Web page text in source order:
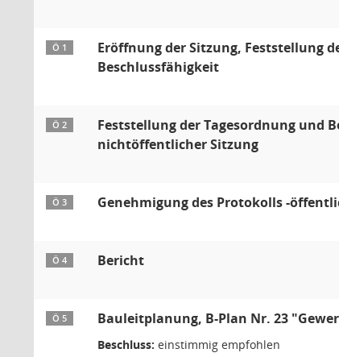
Ö 1
Eröffnung der Sitzung, Feststellung
Beschlussfähigkeit
Ö 2
Feststellung der Tagesordnung und
nichtöffentlicher Sitzung
Ö 3 Genehmigung des Protokolls -
Ö 4 Bericht
Ö 5 Bauleitplanung, B-Plan Nr. 23
Beschluss: einstimmig empfohlen